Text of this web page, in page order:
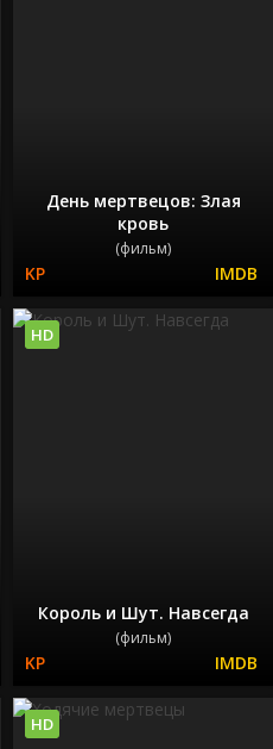
День мертвецов: Злая
кровь
(фильм)
Король и Шут. Навсегда
(фильм)
HD
HD